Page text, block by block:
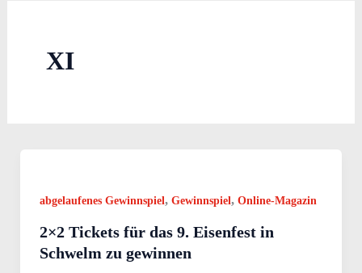
XI
abgelaufenes Gewinnspiel, Gewinnspiel, Online-Magazin
2×2 Tickets für das 9. Eisenfest in
Schwelm zu gewinnen